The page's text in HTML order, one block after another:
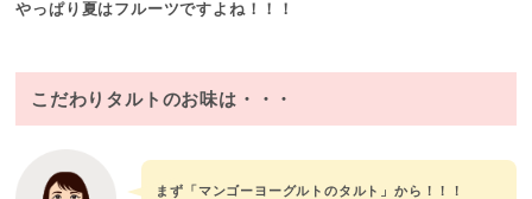
やっぱり夏はフルーツですよね！！！
こだわりタルトのお味は・・・
まず「マンゴーヨーグルトのタルト」から！！！